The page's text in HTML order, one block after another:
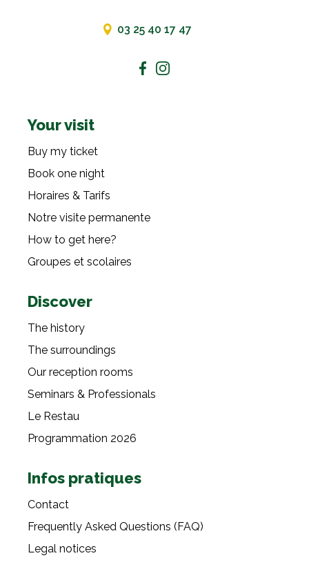
03 25 40 17 47
Your visit
Buy my ticket
Book one night
Horaires & Tarifs
Notre visite permanente
How to get here?
Groupes et scolaires
Discover
The history
The surroundings
Our reception rooms
Seminars & Professionals
Le Restau
Programmation 2026
Infos pratiques
Contact
Frequently Asked Questions (FAQ)
Legal notices